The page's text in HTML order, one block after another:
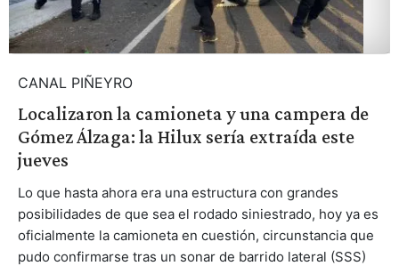
CANAL PIÑEYRO
Localizaron la camioneta y una campera de
Gómez Álzaga: la Hilux sería extraída este
jueves
Lo que hasta ahora era una estructura con grandes
posibilidades de que sea el rodado siniestrado, hoy ya es
oficialmente la camioneta en cuestión, circunstancia que
pudo confirmarse tras un sonar de barrido lateral (SSS)